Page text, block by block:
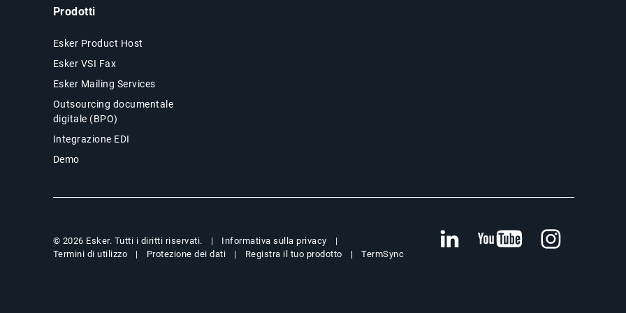
Prodotti
Esker Product Host
Esker VSI Fax
Esker Mailing Services
Outsourcing documentale
digitale (BPO)
Integrazione EDI
Demo
© 2026 Esker. Tutti i diritti riservati.
Informativa sulla privacy
Termini di utilizzo
Protezione dei dati Registra il tuo prodotto TermSync